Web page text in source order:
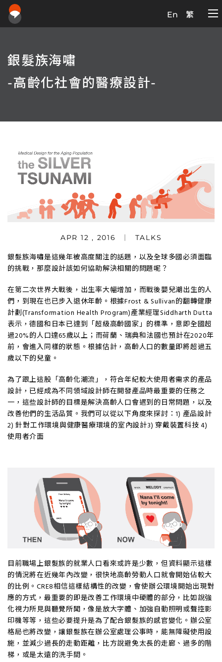
En 繁
銀髮族海嘯
-高齡化社會的醫療設計-
APR 12 , 2016 TALKS
銀髮族海嘯是這幾年被高度關注的話題，以及全球多國必須面臨
的挑戰，那麼設計該如何協助解決相關的問題呢？
在第二次世界大戰後，出生率大幅增加，而戰後嬰兒潮出生的人
們，到現在也已步入退休年齡。根據Frost & Sullivan的翻轉健康
計劃(Transformation Health Program)產業經理Siddharth Dutta
表示，德國和日本已達到「超級高齡國家」的標準，意即全國超
過20%的人口達65歲以上；而荷蘭、瑞典和法國也預計在2020年
前，會進入同樣的狀態。根據估計，高齡人口的數量即將超過五
歲以下的兒童。
為了跟上這股「高齡化潮流」，符合年紀較大使用者需求的產品
設計，已經成為不同領域設計師在開發產品時最重要的任務之
一，這些設計師的目標是解決高齡人口會遇到的日常問題，以及
改善他們的生活品質。我們可以從以下角度來探討：1) 產品設計
2) 針對工作環境與健康醫療環境的室內設計3) 穿戴裝置科技 4)
使用者介面
目前職場上銀髮族的就業人口看來或許是少數，但資料顯示這樣
的情況將在近幾年內改變，很快地高齡勞動人口就會開始佔較大
的比例。CRE8相信這樣結構性的改變，會使辦公環境開始出現對
應的方式，最重要的即是改善工作環境中硬體的部分，比如說強
化視力所見與聽覺所聞，像是放大字體、加強自動照明或聲控影
印機等等，這些必要提升是為了配合銀髮族的感官變化。辦公室
格局也將改變，讓銀髮族在辦公室處理公事時，能無障礙使用設
施，並減少過長的走動距離，比方說避免太長的走廊、過多的階
梯，或是太遠的洗手間。